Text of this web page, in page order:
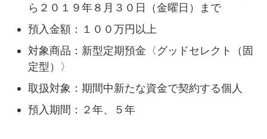
ら２０１９年８月３０日（金曜日）まで
預入金額：１００万円以上
対象商品：新型定期預金〈グッドセレクト（固
定型）〉
取扱対象：期間中新たな資金で契約する個人
預入期間：２年、５年